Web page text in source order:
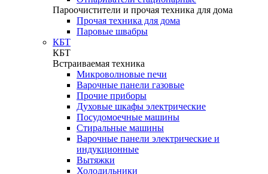
Пароочистители и прочая техника для дома
Прочая техника для дома
Паровые швабры
КБТ
КБТ
Встраиваемая техника
Микроволновые печи
Варочные панели газовые
Прочие приборы
Духовые шкафы электрические
Посудомоечные машины
Стиральные машины
Варочные панели электрические и
индукционные
Вытяжки
Холодильники